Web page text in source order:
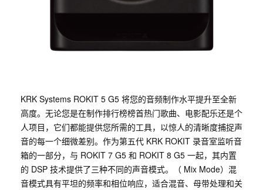
KRK Systems ROKIT 5 G5 将您的音频制作水平提升至全新
高度。无论您是在制作排行榜榜首热门歌曲、电影配乐还是个
人项目，它们都能提供您所需的工具，以惊人的清晰度捕捉声
音的每一个细微差别。作为第五代 KRK ROKIT 录音室监听音
箱的一部分，与 ROKIT 7 G5 和 ROKIT 8 G5 一起，其内置
的 DSP 技术提供了三种不同的声音模式。（ Mix Mode）混
音模式具有平坦的频率和相位响应，适合混音、母带处理和关